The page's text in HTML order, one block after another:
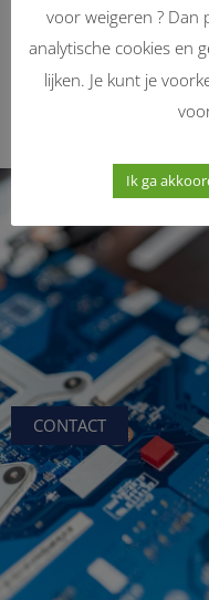
Uw
CONTACT
voor weigeren ? Dan
analytische cookies en
lijken. Je kunt je
Ik ga